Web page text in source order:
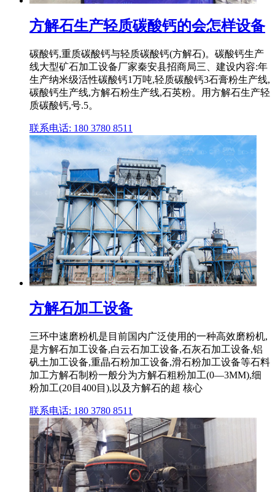
方解石生产轻质碳酸钙的会怎样设备
碳酸钙,重质碳酸钙与轻质碳酸钙(方解石)。碳酸钙生产
线大型矿石加工设备厂家秦安县招商局三、建设内容:年
生产纳米级活性碳酸钙1万吨,轻质碳酸钙3石膏粉生产线,
碳酸钙生产线,方解石粉生产线,石英粉。用方解石生产轻
质碳酸钙,号.5。
联系电话: 180 3780 8511
方解石加工设备
三环中速磨粉机是目前国内广泛使用的一种高效磨粉机,
是方解石加工设备,白云石加工设备,石灰石加工设备,铝
矾土加工设备,重晶石粉加工设备,滑石粉加工设备等石料
加工方解石制粉一般分为方解石粗粉加工(0―3MM),细
粉加工(20目400目),以及方解石的超 核心
联系电话: 180 3780 8511